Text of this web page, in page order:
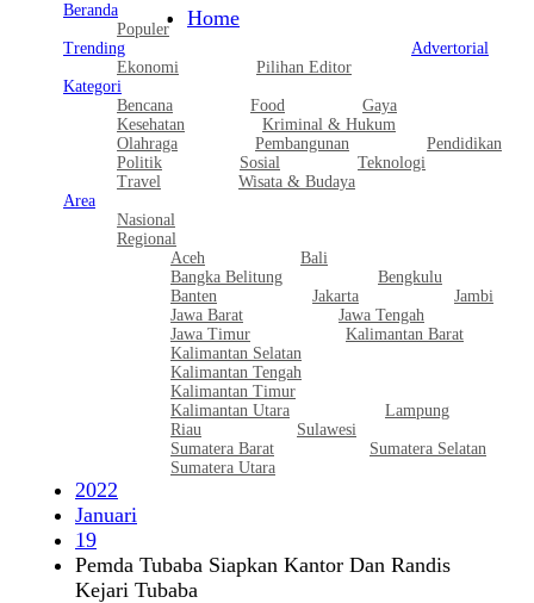
Beranda
Populer
Trending
Ekonomi
Pilihan Editor
Advertorial
Kategori
Bencana
Food
Gaya
Kesehatan
Kriminal & Hukum
Olahraga
Pembangunan
Pendidikan
Politik
Sosial
Teknologi
Travel
Wisata & Budaya
Area
Nasional
Regional
Aceh
Bali
Bangka Belitung
Bengkulu
Banten
Jakarta
Jambi
Jawa Barat
Jawa Tengah
Jawa Timur
Kalimantan Barat
Kalimantan Selatan
Kalimantan Tengah
Kalimantan Timur
Kalimantan Utara
Lampung
Riau
Sulawesi
Sumatera Barat
Sumatera Selatan
Sumatera Utara
Home
2022
Januari
19
Pemda Tubaba Siapkan Kantor Dan Randis
Kejari Tubaba